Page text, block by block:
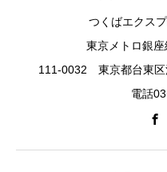
つくばエクス
東京メトロ銀
111-0032 東京都台東
電話